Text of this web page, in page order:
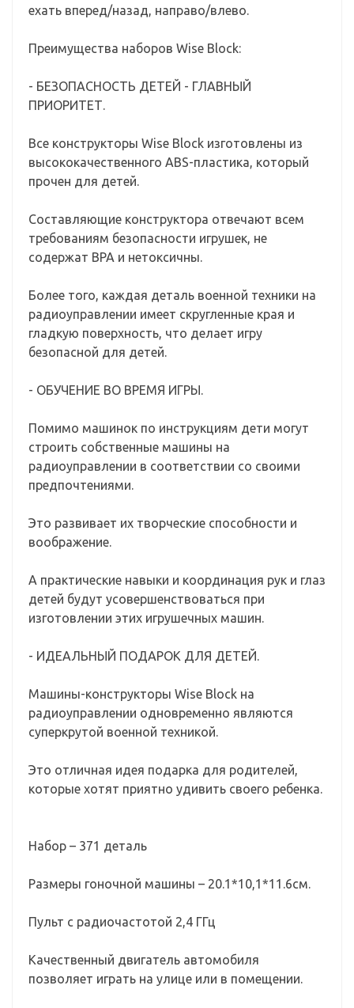
ехать вперед/назад, направо/влево.
Преимущества наборов Wise Block:
- БЕЗОПАСНОСТЬ ДЕТЕЙ - ГЛАВНЫЙ
ПРИОРИТЕТ.
Все конструкторы Wise Block изготовлены из
высококачественного ABS-пластика, который
прочен для детей.
Составляющие конструктора отвечают всем
требованиям безопасности игрушек, не
содержат BPA и нетоксичны.
Более того, каждая деталь военной техники на
радиоуправлении имеет скругленные края и
гладкую поверхность, что делает игру
безопасной для детей.
- ОБУЧЕНИЕ ВО ВРЕМЯ ИГРЫ.
Помимо машинок по инструкциям дети могут
строить собственные машины на
радиоуправлении в соответствии со своими
предпочтениями.
Это развивает их творческие способности и
воображение.
А практические навыки и координация рук и глаз
детей будут усовершенствоваться при
изготовлении этих игрушечных машин.
- ИДЕАЛЬНЫЙ ПОДАРОК ДЛЯ ДЕТЕЙ.
Машины-конструкторы Wise Block на
радиоуправлении одновременно являются
суперкрутой военной техникой.
Это отличная идея подарка для родителей,
которые хотят приятно удивить своего ребенка.
Набор – 371 деталь
Размеры гоночной машины – 20.1*10,1*11.6см.
Пульт с радиочастотой 2,4 ГГц
Качественный двигатель автомобиля
позволяет играть на улице или в помещении.